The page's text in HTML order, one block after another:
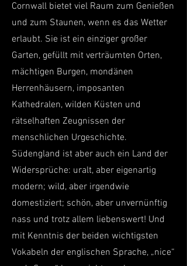
Cornwall bietet viel Raum zum Genießen
und zum Staunen, wenn es das Wetter
erlaubt. Sie ist ein einziger großer
Garten, gefüllt mit verträumten Orten,
mächtigen Burgen, mondänen
Herrenhäusern, imposanten
Kathedralen, wilden Küsten und
rätselhaften Zeugnissen der
menschlichen Urgeschichte.
Südengland ist aber auch ein Land der
Widersprüche: uralt, aber eigenartig
modern; wild, aber irgendwie
domestiziert; schön, aber unvernünftig
nass und trotz allem liebenswert! Und
mit Kenntnis der beiden wichtigsten
Vokabeln der englischen Sprache, „nice“